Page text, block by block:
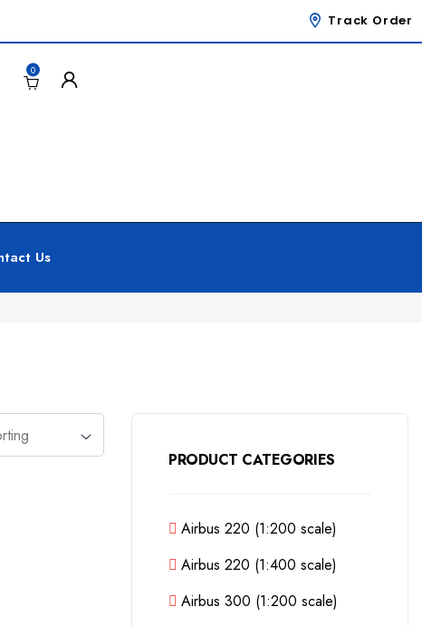
Track Order
0
Us
PRODUCT CATEGORIES
Airbus 220 (1:200 scale)
Airbus 220 (1:400 scale)
Airbus 300 (1:200 scale)